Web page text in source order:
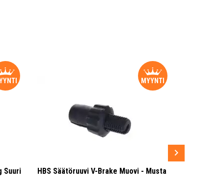
Suuri
MYYNTI
HBS Säätöruuvi V-Brake Muovi - Musta